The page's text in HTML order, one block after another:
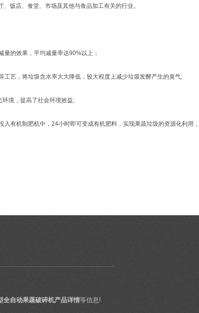
饭店、食堂、市场及其他与食品加工有关的行业。
的效果，平均减量率达90%以上；
艺，将垃圾含水率大大降低，较大程度上减少垃圾发酵产生的臭气;
境，提高了社会环境效益;
机制肥机中，24小时即可变成有机肥料，实现果蔬垃圾的资源化利用，
全自动果蔬破碎机产品详情等信息!